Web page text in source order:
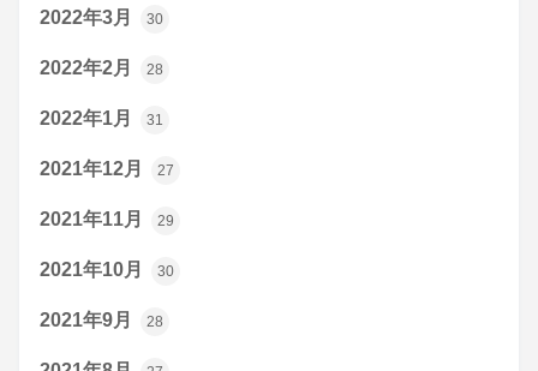
2022年3月 30
2022年2月 28
2022年1月 31
2021年12月 27
2021年11月 29
2021年10月 30
2021年9月 28